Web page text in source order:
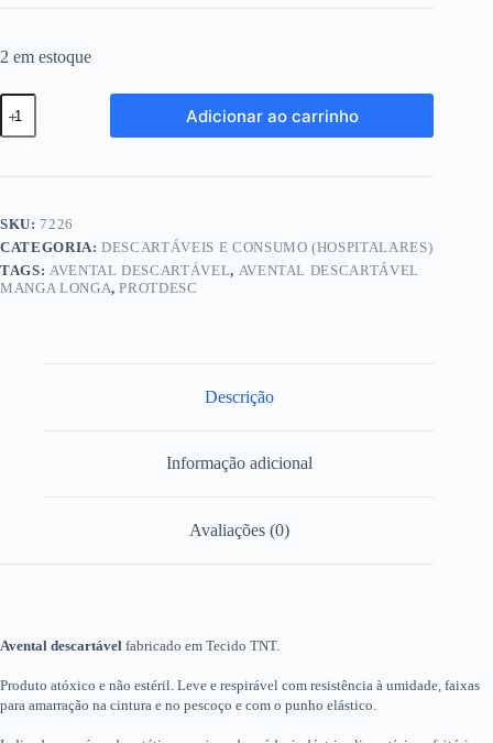
2 em estoque
Avental
Descartável
Manga
20gm²
Rosa
Protdesc
-
Pacote
quantidade
Adicionar ao carrinho
SKU: 7226
CATEGORIA:DESCARTÁVEIS E CONSUMO (HOSPITALARES)
TAGS: AVENTAL DESCARTÁVEL, AVENTAL DESCARTÁVEL
MANGA LONGA,PROTDESC
Descrição
Informação adicional
Avaliações (0)
Avental descartável fabricado em Tecido TNT.
Produto atóxico e não estéril. Leve e respirável com resistência à umidade, faixas
para amarração na cintura e no pescoço e com o punho elástico.